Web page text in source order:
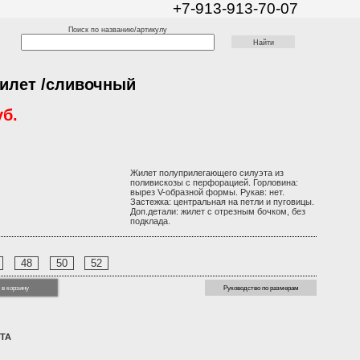
+7-913-913-70-07
Поиск по названию/артикулу
/сливочный
Жилет полуприлегающего силуэта из
поливискозы с перфорацией. Горловина:
вырез V-образной формы. Рукав: нет.
Застежка: центральная на петли и пуговицы.
Доп.детали: жилет с отрезным бочком, без
подклада.
48 50 52
корзину Руководство по размерам